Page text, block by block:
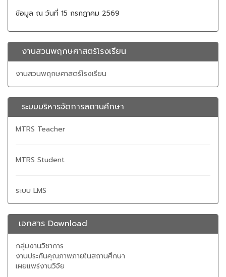
ข้อมูล ณ วันที่ 15 กรกฎาคม 2569
งานสวนพฤกษศาสตร์โรงเรียน
งานสวนพฤกษศาสตร์โรงเรียน
ระบบบริหารจัดการสถานศึกษา
MTRS Teacher
MTRS Student
ระบบ LMS
เอกสาร Download
กลุ่มงานวิชาการ
งานประกันคุณภาพภายในสถานศึกษา
เผยแพร่งานวิจัย